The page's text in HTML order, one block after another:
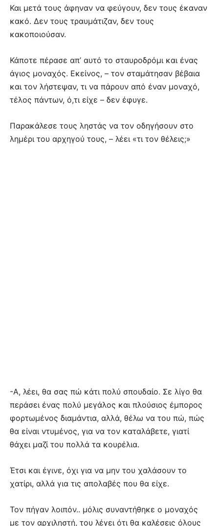
Και μετά τους άφηναν να φεύγουν, δεν τους έκαναν
κακό. Δεν τους τραυμάτιζαν, δεν τους
κακοποιούσαν.
Κάποτε πέρασε απ’ αυτό το σταυροδρόμι και ένας
άγιος μοναχός. Εκείνος, – τον σταμάτησαν βέβαια
και τον λήστεψαν, τι να πάρουν από έναν μοναχό,
τέλος πάντων, ό,τι είχε – δεν έφυγε.
Παρακάλεσε τους ληστάς να τον οδηγήσουν στο
λημέρι του αρχηγού τους, – λέει «τι τον θέλεις;»
-Α, λέει, θα σας πώ κάτι πολύ σπουδαίο. Σε λίγο θα
περάσει ένας πολύ μεγάλος και πλούσιος έμπορος
φορτωμένος διαμάντια, αλλά, θέλω να του πώ, πώς
θα είναι ντυμένος, για να τον καταλάβετε, γιατί
θάχει μαζί του πολλά τα κουρέλια.
Έτσι και έγινε, όχι για να μην του χαλάσουν το
χατίρι, αλλά για τις απολαβές που θα είχε.
Τον πήγαν λοιπόν.. μόλις συναντήθηκε ο μοναχός
με τον αρχιληστή, του λέγει ότι θα καλέσεις όλους